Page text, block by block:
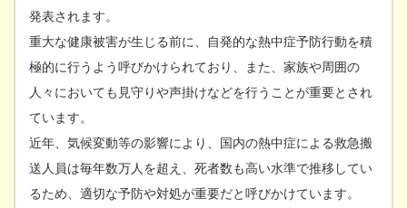
発表されます。
重大な健康被害が生じる前に、自発的な熱中症予防行動を積
極的に行うよう呼びかけられており、また、家族や周囲の
人々においても見守りや声掛けなどを行うことが重要とされ
ています。
近年、気候変動等の影響により、国内の熱中症による救急搬
送人員は毎年数万人を超え、死者数も高い水準で推移してい
るため、適切な予防や対処が重要だと呼びかけています。